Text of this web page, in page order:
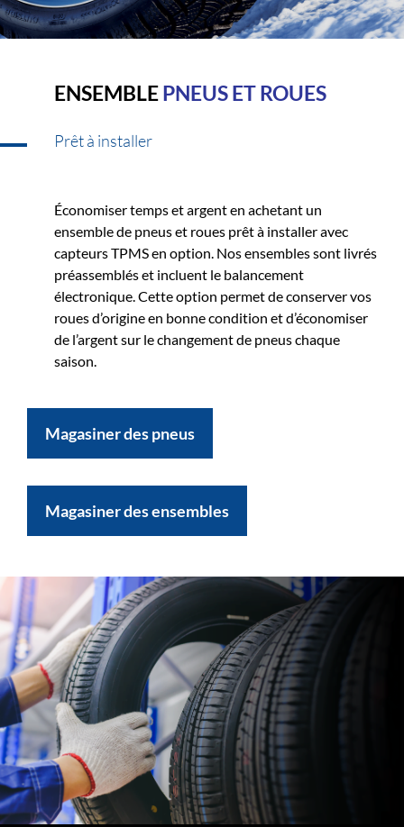
ENSEMBLEPNEUS ET ROUES
Prêt à installer
Économiser temps et argent en achetant un
ensemble de pneus et roues prêt à installer avec
capteurs TPMS en option. Nos ensembles sont livrés
préassemblés et incluent le balancement
électronique. Cette option permet de conserver vos
roues d’origine en bonne condition et d’économiser
de l’argent sur le changement de pneus chaque
saison.
Magasiner des pneus
Magasiner des ensembles